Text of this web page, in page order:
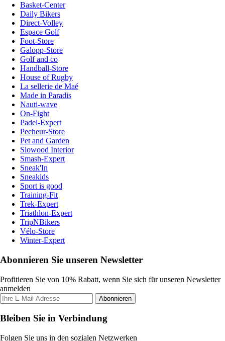
Basket-Center
Daily Bikers
Direct-Volley
Espace Golf
Foot-Store
Galopp-Store
Golf and co
Handball-Store
House of Rugby
La sellerie de Maé
Made in Paradis
Nauti-wave
On-Fight
Padel-Expert
Pecheur-Store
Pet and Garden
Slowood Interior
Smash-Expert
Sneak'In
Sneakids
Sport is good
Training-Fit
Trek-Expert
Triathlon-Expert
TripNBikers
Vélo-Store
Winter-Expert
Abonnieren Sie unseren Newsletter
Profitieren Sie von 10% Rabatt, wenn Sie sich für unseren Newsletter
anmelden
Abonnieren
Bleiben Sie in Verbindung
Folgen Sie uns in den sozialen Netzwerken